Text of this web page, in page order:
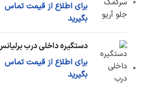
برای اطلاع از قیمت تماس
بگیرید
دستگیره داخلی درب
برای اطلاع از قیمت تماس
بگیرید